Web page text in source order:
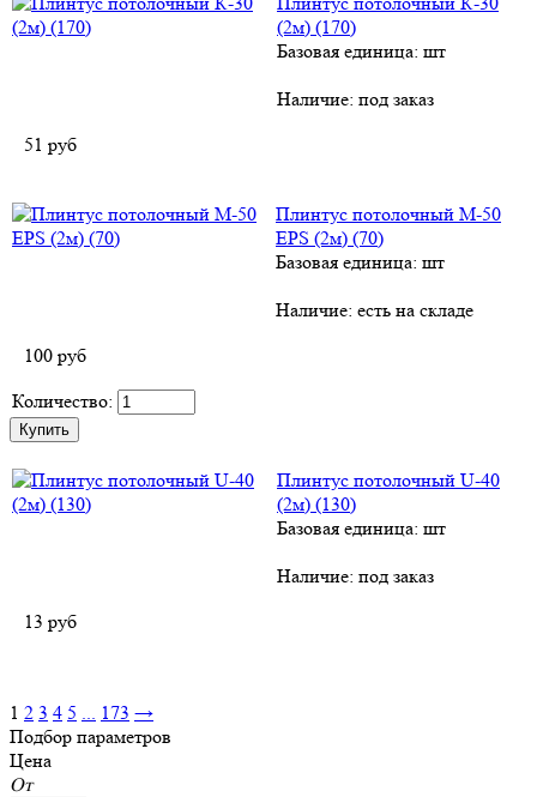
(2м) (170)
Базовая единица: шт
Наличие: под заказ
51 руб
Плинтус потолочный М-50
EPS (2м) (70)
Базовая единица: шт
Наличие: есть на складе
100 руб
Количество:
Плинтус потолочный U-40
(2м) (130)
Базовая единица: шт
Наличие: под заказ
13 руб
1 2 3 4 5 ... 173 →
Подбор параметров
Цена
От